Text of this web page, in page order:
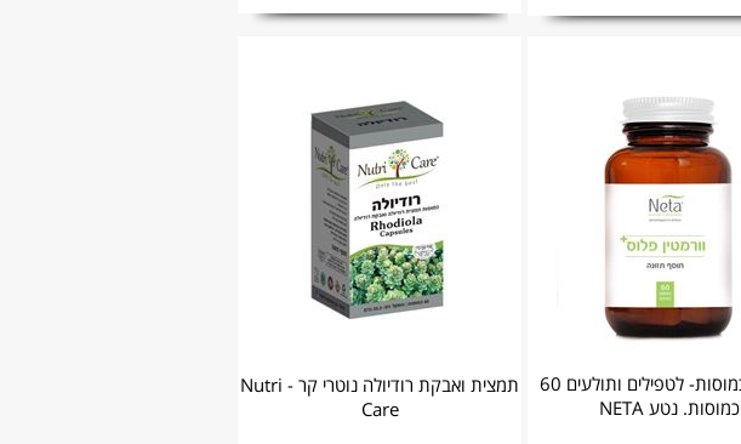
וורמטין כמוסות- לטפילים ותולעים 60
כמוסות. נטע NETA
תמצית ואבקת רודיולה נוטרי קר - Nutri
Care